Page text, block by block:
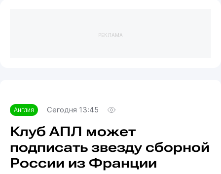
РЕКЛАМА
Англия Сегодня 13:45
Клуб АПЛ может
подписать звезду сборной
России из Франции